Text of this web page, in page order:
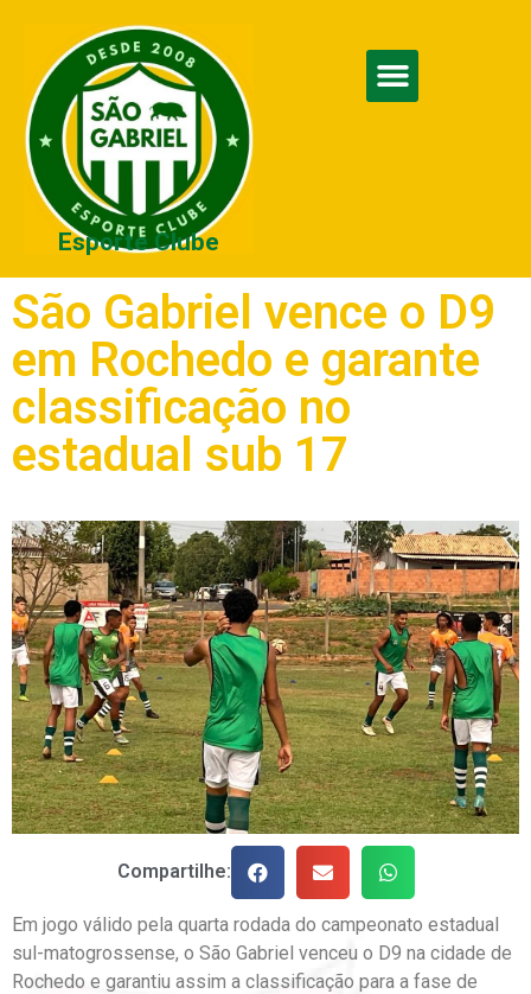
Esporte Clube
São Gabriel vence o D9
em Rochedo e garante
classificação no
estadual sub 17
Compartilhe:
Em jogo válido pela quarta rodada do campeonato estadual
sul-matogrossense, o São Gabriel venceu o D9 na cidade de
Rochedo e garantiu assim a classificação para a fase de